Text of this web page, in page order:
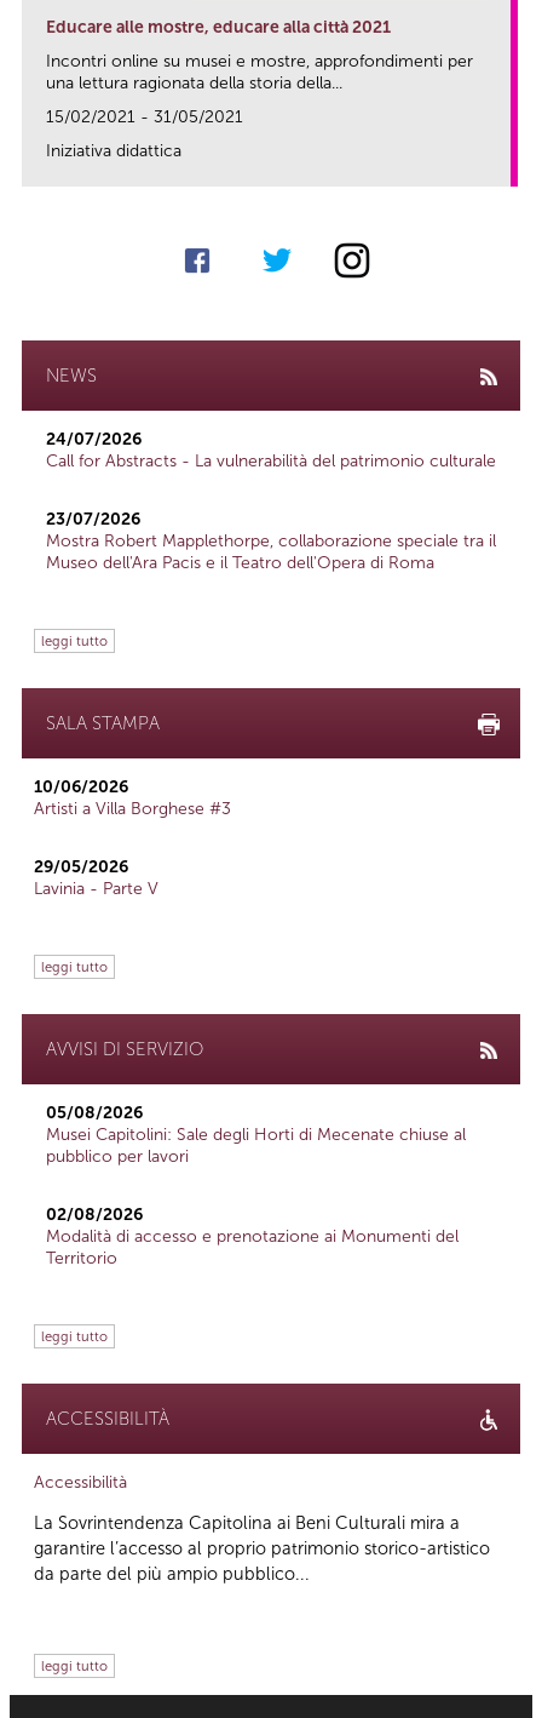
Educare alle mostre, educare alla città 2021
Incontri online su musei e mostre, approfondimenti per
una lettura ragionata della storia della...
15/02/2021 - 31/05/2021
Iniziativa didattica
NEWS
24/07/2026
Call for Abstracts - La vulnerabilità del patrimonio culturale
23/07/2026
Mostra Robert Mapplethorpe, collaborazione speciale tra il
Museo dell'Ara Pacis e il Teatro dell'Opera di Roma
leggi tutto
SALA STAMPA
10/06/2026
Artisti a Villa Borghese #3
29/05/2026
Lavinia - Parte V
leggi tutto
AVVISI DI SERVIZIO
05/08/2026
Musei Capitolini: Sale degli Horti di Mecenate chiuse al
pubblico per lavori
02/08/2026
Modalità di accesso e prenotazione ai Monumenti del
Territorio
leggi tutto
ACCESSIBILITÀ
Accessibilità
La Sovrintendenza Capitolina ai Beni Culturali mira a
garantire l’accesso al proprio patrimonio storico-artistico
da parte del più ampio pubblico...
leggi tutto